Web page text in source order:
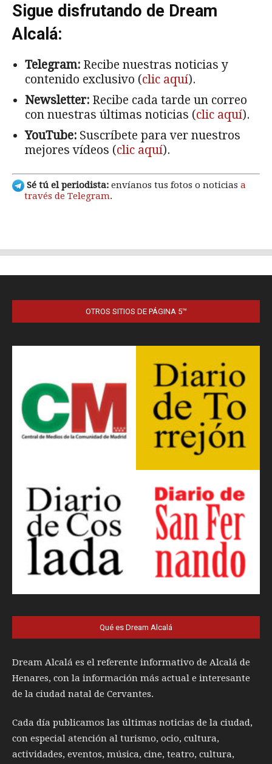
OTROS SITIOS DE PÁGINA 5™
Qué es Dream Alcalá
Dream Alcalá es el referente informativo de Alcalá de
Henares, con la información más actual e interesante
de la ciudad natal de Cervantes.
Cada día publicamos las últimas noticias de la ciudad,
con especial atención al turismo, ocio, cultura,
actividades, eventos, música, cine, teatro, cultura,